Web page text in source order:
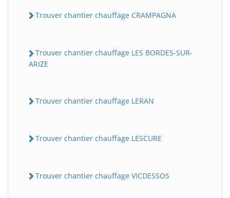
Trouver chantier chauffage CRAMPAGNA
Trouver chantier chauffage LES BORDES-SUR-
ARIZE
Trouver chantier chauffage LERAN
Trouver chantier chauffage LESCURE
Trouver chantier chauffage VICDESSOS